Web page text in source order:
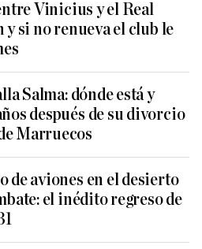
Vinicius y el Real
si no renueva el club le
Salma: dónde está y
después de su divorcio
Marruecos
de aviones en el desierto
el inédito regreso de